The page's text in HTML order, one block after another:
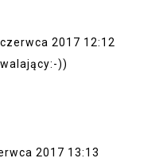
2017 12:12
))
2017 13:13